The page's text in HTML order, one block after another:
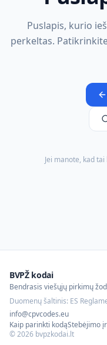
Puslapis, kurio
perkeltas.
Jei manote, kad
BVPŽ kodai
Bendrasis viešųjų pirkimų
Duomenų šaltinis: ES
info@cpvcodes.eu
Kaip parinkti kodąStebėjimo
©2026 bvpzkodai.lt